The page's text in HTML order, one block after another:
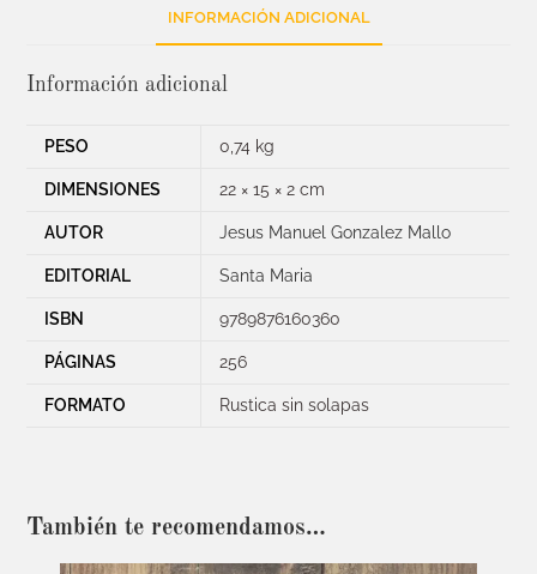
INFORMACIÓN ADICIONAL
Información adicional
PESO 0,74 kg
DIMENSIONES 22 × 15 × 2 cm
AUTOR Jesus Manuel Gonzalez Mallo
EDITORIAL Santa Maria
ISBN 9789876160360
PÁGINAS 256
FORMATO Rustica sin solapas
También te recomendamos…